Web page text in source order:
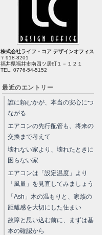
株式会社ライフ・コア デザインオフィス
〒918-8201
福井県福井市南四ツ居町１－１２１
TEL. 0776-54-5152
最近のエントリー
誰に頼むかが、本当の安心につ
ながる
エアコンの先行配管も、将来の
交換まで考えて
壊れない家より、壊れたときに
困らない家
エアコンは「設定温度」より
「風量」を見直してみましょう
「Ash」木の温もりと、家族の
距離感を大切にした住まい
故障と思い込む前に、まずは基
本の確認から